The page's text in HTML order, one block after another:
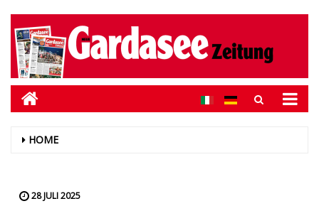
HOME
28 JULI 2025